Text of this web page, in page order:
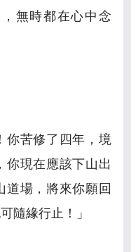
無時都在心中念
你苦修了四年，境
你現在應該下山出
道場，將來你願回
隨緣行止！」